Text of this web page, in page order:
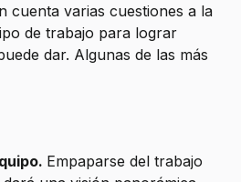
cuenta varias cuestiones a la
de trabajo para lograr
dar. Algunas de las más
Empaparse del trabajo